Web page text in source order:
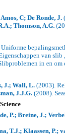
C; De Ronde, J.
Thomson, A.G.
van slib ,
in en om
, J.; Wall, L. (2003).
, J.J.G. (2008).
P.; Breine, J.;
T.J.; Klaassen, P.;